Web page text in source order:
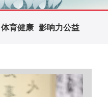
体育健康 影响力公益